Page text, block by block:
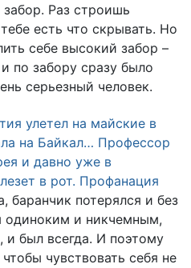
Раз строишь
есть что скрывать. Но
себе высокий забор –
по забору сразу было
серьезный человек.
улетел на майские в
на Байкал… Профессор
и давно уже в
в рот. Профанация
баранчик потерялся и без
одиноким и никчемным,
и был всегда. И поэтому
чувствовать себя не